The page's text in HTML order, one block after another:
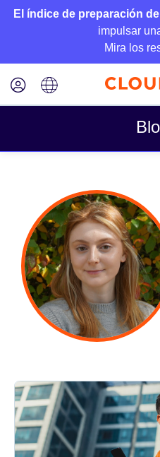
El índice de preparación
impulsar
Mira los
Business
Técnico
Socios
Cultura
Fabricación
Seguros